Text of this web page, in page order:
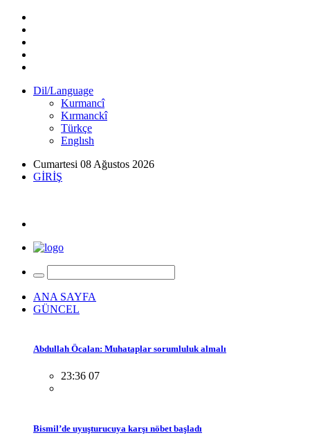
Dil/Language
Kurmancî
Kırmanckî
Türkçe
Englısh
Cumartesi 08 Ağustos 2026
GİRİŞ
ANA SAYFA
GÜNCEL
Abdullah Öcalan: Muhataplar sorumluluk almalı
23:36 07
Bismil’de uyuşturucuya karşı nöbet başladı